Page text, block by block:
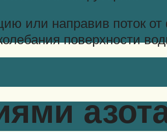
или направив поток от
поверхности